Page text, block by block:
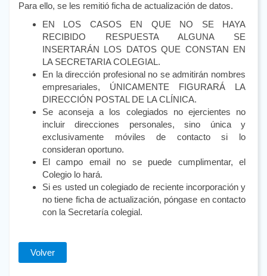
Para ello, se les remitió ficha de actualización de datos.
EN LOS CASOS EN QUE NO SE HAYA
RECIBIDO RESPUESTA ALGUNA SE
INSERTARÁN LOS DATOS QUE CONSTAN EN
LA SECRETARIA COLEGIAL.
En la dirección profesional no se admitirán nombres
empresariales, ÚNICAMENTE FIGURARÁ LA
DIRECCIÓN POSTAL DE LA CLÍNICA.
Se aconseja a los colegiados no ejercientes no
incluir direcciones personales, sino única y
exclusivamente móviles de contacto si lo
consideran oportuno.
El campo email no se puede cumplimentar, el
Colegio lo hará.
Si es usted un colegiado de reciente incorporación y
no tiene ficha de actualización, póngase en contacto
con la Secretaría colegial.
Volver